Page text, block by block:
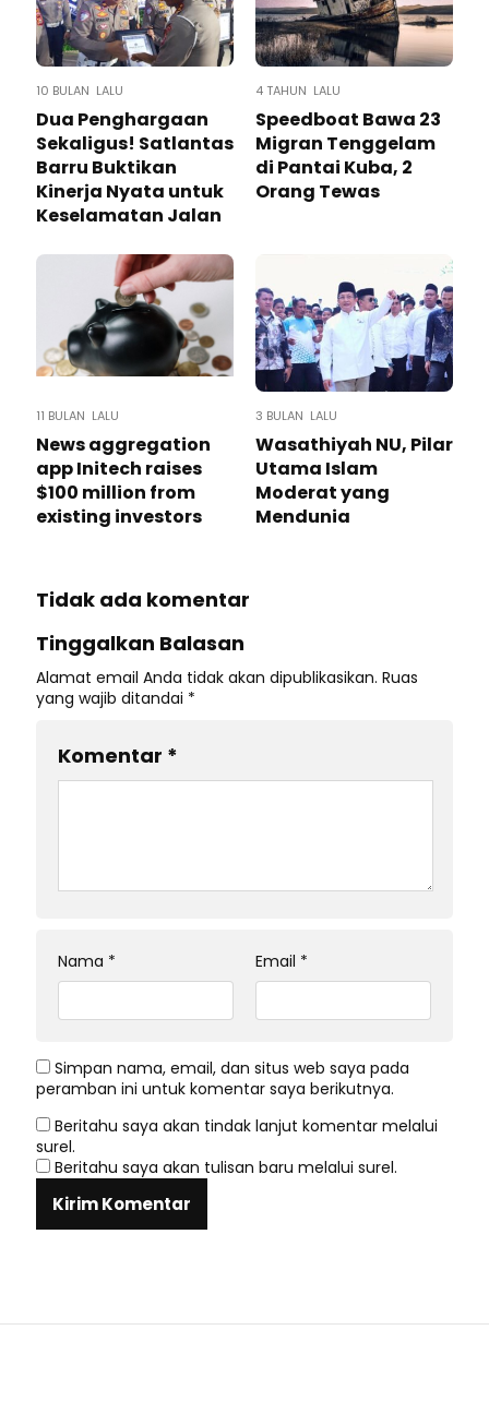
10 BULAN LALU
Dua Penghargaan
Sekaligus! Satlantas
Barru Buktikan
Kinerja Nyata untuk
Keselamatan Jalan
4 TAHUN LALU
Speedboat Bawa 23
Migran Tenggelam
di Pantai Kuba, 2
Orang Tewas
11 BULAN LALU
News aggregation
app Initech raises
$100 million from
existing investors
3 BULAN LALU
Wasathiyah NU, Pilar
Utama Islam
Moderat yang
Mendunia
Tidak ada komentar
Tinggalkan Balasan
Alamat email Anda tidak akan dipublikasikan. Ruas
yang wajib ditandai *
Komentar *
Nama * Email *
Simpan nama, email, dan situs web saya pada
peramban ini untuk komentar saya berikutnya.
Beritahu saya akan tindak lanjut komentar melalui
surel.
Beritahu saya akan tulisan baru melalui surel.